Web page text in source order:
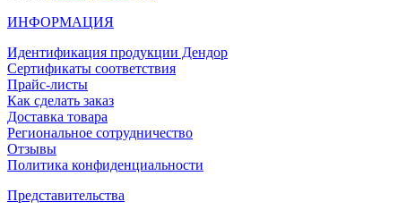
ИНФОРМАЦИЯ
Идентификация продукции Дендор
Сертификаты соответствия
Прайс-листы
Как сделать заказ
Доставка товара
Региональное сотрудничество
Отзывы
Политика конфиденциальности
Представительства